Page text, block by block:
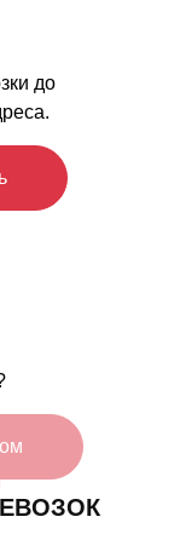
до